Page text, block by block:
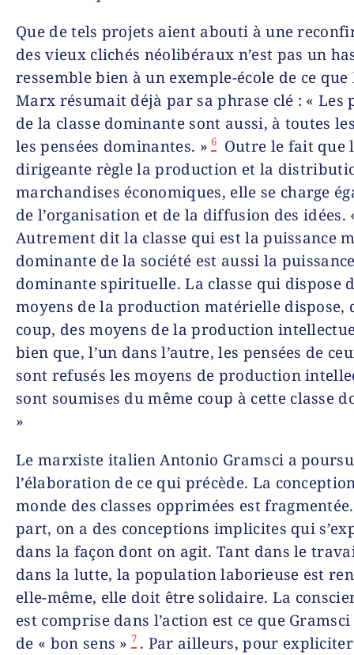
Que de tels projets aient abouti à une
des vieux clichés néolibéraux n’est pas un
ressemble bien à un exemple-école de ce
Marx résumait déjà par sa phrase clé : « Les
de la classe dominante sont aussi, à toutes
les pensées dominantes. » 6
Outre le fait que
dirigeante règle la production et la
marchandises économiques, elle se charge
de l’organisation et de la diffusion des idées.
Autrement dit la classe qui est la puissance
dominante de la société est aussi la
dominante spirituelle. La classe qui dispose
moyens de la production matérielle dispose,
coup, des moyens de la production
bien que, l’un dans l’autre, les pensées de
sont refusés les moyens de production
sont soumises du même coup à cette classe
»
Le marxiste italien Antonio Gramsci a
l’élaboration de ce qui précède. La
monde des classes opprimées est fragmentée.
part, on a des conceptions implicites qui
dans la façon dont on agit. Tant dans le
dans la lutte, la population laborieuse est
elle-même, elle doit être solidaire. La
est comprise dans l’action est ce que
de « bon sens » 7 . Par ailleurs, pour expliciter